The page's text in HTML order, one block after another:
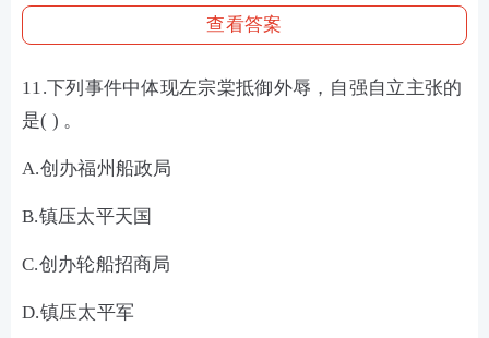
查看答案
11.下列事件中体现左宗棠抵御外辱，自强自立主张的
是( ) 。
A.创办福州船政局
B.镇压太平天国
C.创办轮船招商局
D.镇压太平军